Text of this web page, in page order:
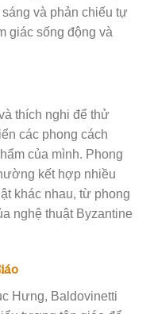
và phản chiếu tự
giác sống động và
thích nghi để thử
các phong cách
của mình. Phong
kết hợp nhiều
khác nhau, từ phong
nghệ thuật Byzantine
Hưng, Baldovinetti